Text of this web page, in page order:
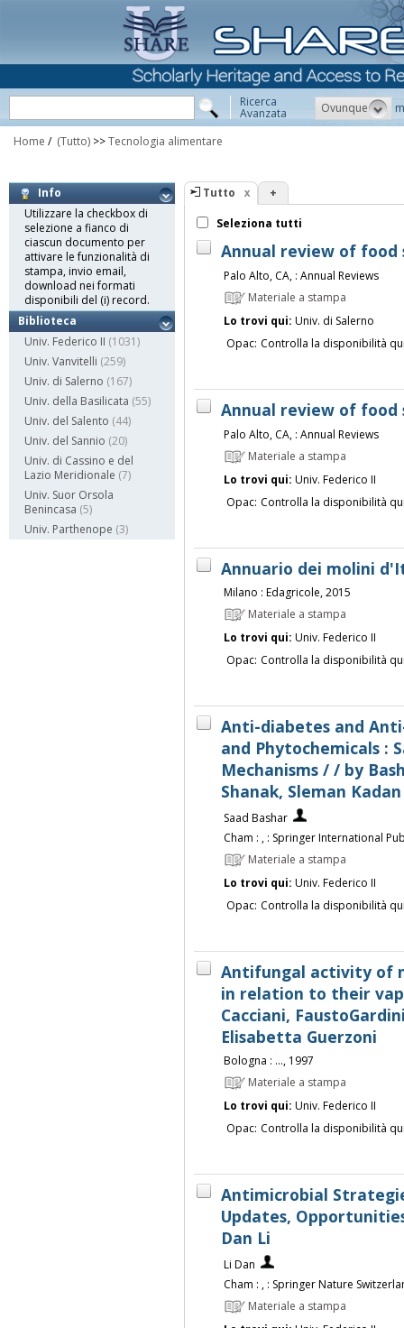
Ricerca
Avanzata Ovunque
Home / (Tutto) >>Tecnologia alimentare
Info
Utilizzare la checkbox di
selezione a fianco di
ciascun documento per
attivare le funzionalità di
stampa, invio email,
download nei formati
disponibili del (i) record.
Biblioteca
Univ. Federico II (1031)
Univ. Vanvitelli (259)
Univ. di Salerno (167)
Univ. della Basilicata (55)
Univ. del Salento (44)
Univ. del Sannio (20)
Univ. di Cassino e del
Lazio Meridionale (7)
Univ. Suor Orsola
Benincasa (5)
Univ. Parthenope (3)
Tutto +
Seleziona tutti
Annual review of food
Palo Alto, CA, : Annual Reviews
Materiale a stampa
Lo trovi qui: Univ. di Salerno
Opac: Controlla la disponibilità
Annual review of food
Palo Alto, CA, : Annual Reviews
Materiale a stampa
Lo trovi qui: Univ. Federico II
Opac: Controlla la disponibilità
Annuario dei molini
Milano : Edagricole, 2015
Materiale a stampa
Lo trovi qui: Univ. Federico II
Opac: Controlla la disponibilità
Anti-diabetes and
and Phytochemicals :
Mechanisms / / by
Shanak, Sleman Kadan
Saad Bashar
Cham : , : Springer International
Materiale a stampa
Lo trovi qui: Univ. Federico II
Opac: Controlla la disponibilità
Antifungal activity of
in relation to their
Cacciani,
Elisabetta Guerzoni
Bologna : ..., 1997
Materiale a stampa
Lo trovi qui: Univ. Federico II
Opac: Controlla la disponibilità
Antimicrobial
Updates,
Dan Li
Li Dan
Cham : , : Springer Nature
Materiale a stampa